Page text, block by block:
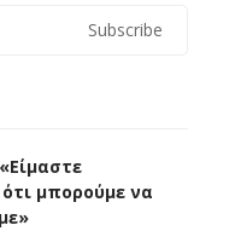
Subscribe
μπορούμε να